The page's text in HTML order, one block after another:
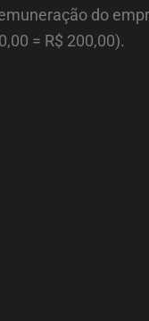
do
= R$ 200,00).